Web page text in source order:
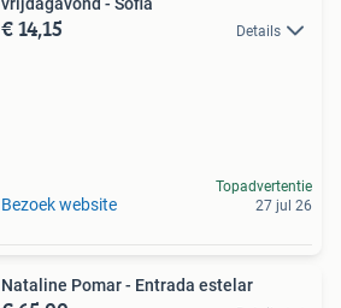
€ 14,15 Details
Bezoek website
Topadvertentie
27 jul 26
Nataline Pomar - Entrada estelar